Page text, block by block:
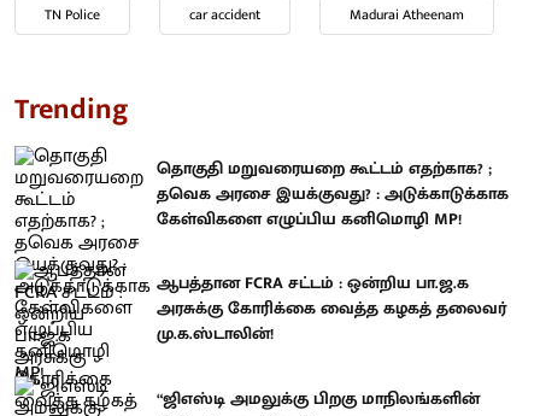
TN Police car accident Madurai Atheenam
Trending
தொகுதி மறுவரையறை கூட்டம் எதற்காக? ;
தவெக அரசை இயக்குவது? : அடுக்காடுக்காக
கேள்விகளை எழுப்பிய கனிமொழி MP!
ஆபத்தான FCRA சட்டம் : ஒன்றிய பா.ஜ.க
அரசுக்கு கோரிக்கை வைத்த கழகத் தலைவர்
மு.க.ஸ்டாலின்!
“ஜிஎஸ்டி அமலுக்கு பிறகு மாநிலங்களின்